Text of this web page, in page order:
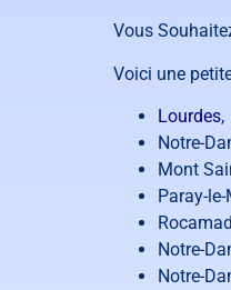
Vous
Voici une
Lourdes,
Notre-D
Mont
Paray-le-
Rocamad
Notre-D
Notre-D